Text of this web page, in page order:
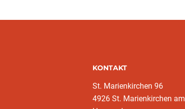
KONTAKT
St. Marienkirchen 96
4926 St. Marienkirchen am